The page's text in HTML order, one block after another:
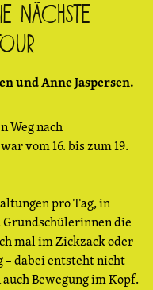
nächste
und Anne Jaspersen.
Weg nach
vom 16. bis zum 19.
pro Tag, in
die
mal im Zickzack oder
dabei entsteht nicht
Bewegung im Kopf.